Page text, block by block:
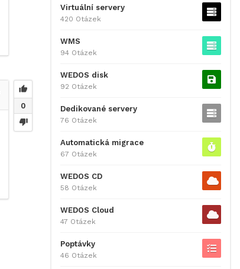
0
Virtuální servery
420 Otázek
WMS
94 Otázek
WEDOS disk
92 Otázek
Dedikované servery
76 Otázek
Automatická migrace
67 Otázek
WEDOS CD
58 Otázek
WEDOS Cloud
47 Otázek
Poptávky
46 Otázek